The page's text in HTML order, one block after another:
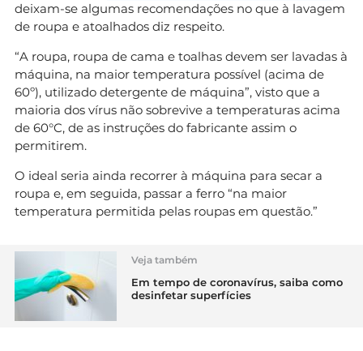
deixam-se algumas recomendações no que à lavagem
de roupa e atoalhados diz respeito.
“A roupa, roupa de cama e toalhas devem ser lavadas à
máquina, na maior temperatura possível (acima de
60º), utilizado detergente de máquina”, visto que a
maioria dos vírus não sobrevive a temperaturas acima
de 60°C, de as instruções do fabricante assim o
permitirem.
O ideal seria ainda recorrer à máquina para secar a
roupa e, em seguida, passar a ferro “na maior
temperatura permitida pelas roupas em questão.”
Veja também
Em tempo de coronavírus, saiba como
desinfetar superfícies